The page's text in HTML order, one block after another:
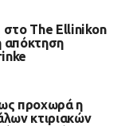
στο The Ellinikon
απόκτηση
προχωρά η
κτιριακών